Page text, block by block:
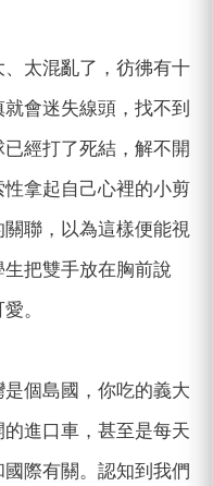
太混亂了，彷彿有十
會迷失線頭，找不到
經打了死結，解不開
拿起自己心裡的小剪
聯，以為這樣便能視
把雙手放在胸前說
。
個島國，你吃的義大
進口車，甚至是每天
際有關。認知到我們